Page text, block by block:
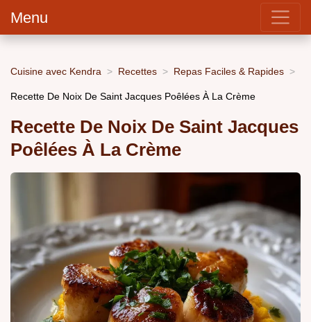
Menu
Cuisine avec Kendra Recettes Repas Faciles & Rapides
Recette De Noix De Saint Jacques Poêlées À La Crème
Recette De Noix De Saint Jacques
Poêlées À La Crème